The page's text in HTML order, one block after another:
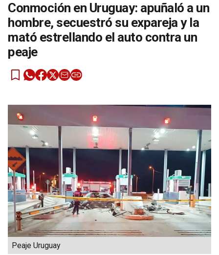
Conmoción en Uruguay: apuñaló a un
hombre, secuestró su expareja y la
mató estrellando el auto contra un
peaje
Peaje Uruguay